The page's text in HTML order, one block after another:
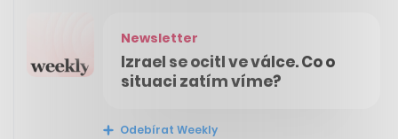
Newsletter
Izrael se ocitl ve válce. Co o
situaci zatím víme?
Odebírat Weekly